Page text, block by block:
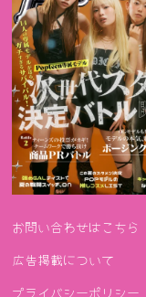
お問い合わせはこちら
広告掲載について
プライバシーポリシー